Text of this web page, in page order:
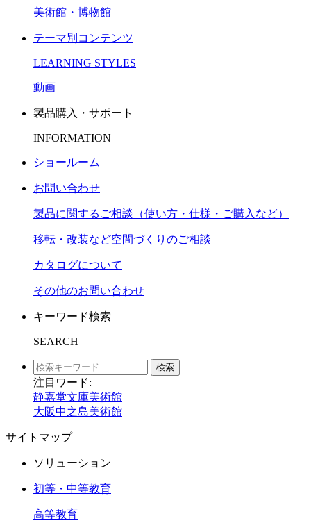
美術館・博物館
テーマ別コンテンツ
LEARNING STYLES
動画
製品購入・サポート
INFORMATION
ショールーム
お問い合わせ
製品に関するご相談（使い方・仕様・ご購入など）
移転・改装など空間づくりのご相談
カタログについて
その他のお問い合わせ
キーワード検索
SEARCH
検索
注目ワード:
静嘉堂文庫美術館
大阪中之島美術館
サイトマップ
ソリューション
初等・中等教育
高等教育